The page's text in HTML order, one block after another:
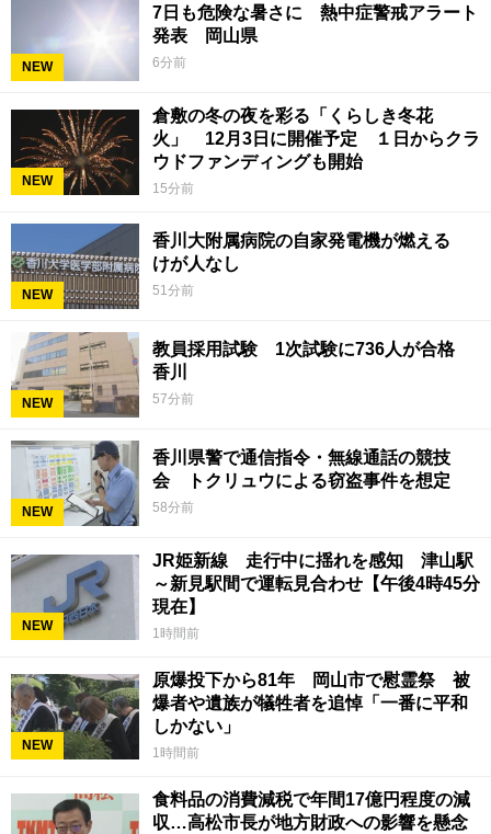
NEW
7日も危険な暑さに 熱中症警戒アラート
発表 岡山県
6分前
NEW
倉敷の冬の夜を彩る「くらしき冬花
火」 12月3日に開催予定 １日からクラ
ウドファンディングも開始
15分前
NEW
香川大附属病院の自家発電機が燃える
けが人なし
51分前
NEW
教員採用試験 1次試験に736人が合格
香川
57分前
NEW
香川県警で通信指令・無線通話の競技
会 トクリュウによる窃盗事件を想定
58分前
NEW
JR姫新線 走行中に揺れを感知 津山駅
～新見駅間で運転見合わせ【午後4時45分
現在】
1時間前
NEW
原爆投下から81年 岡山市で慰霊祭 被
爆者や遺族が犠牲者を追悼「一番に平和
しかない」
1時間前
食料品の消費減税で年間17億円程度の減
収…高松市長が地方財政への影響を懸念